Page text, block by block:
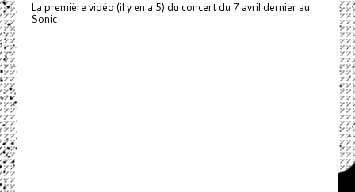
La première vidéo (il y en a 5) du concert du 7 avril dernier au
Sonic